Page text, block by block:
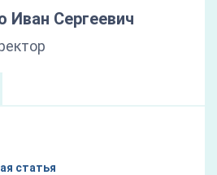
Иван Сергеевич
статья